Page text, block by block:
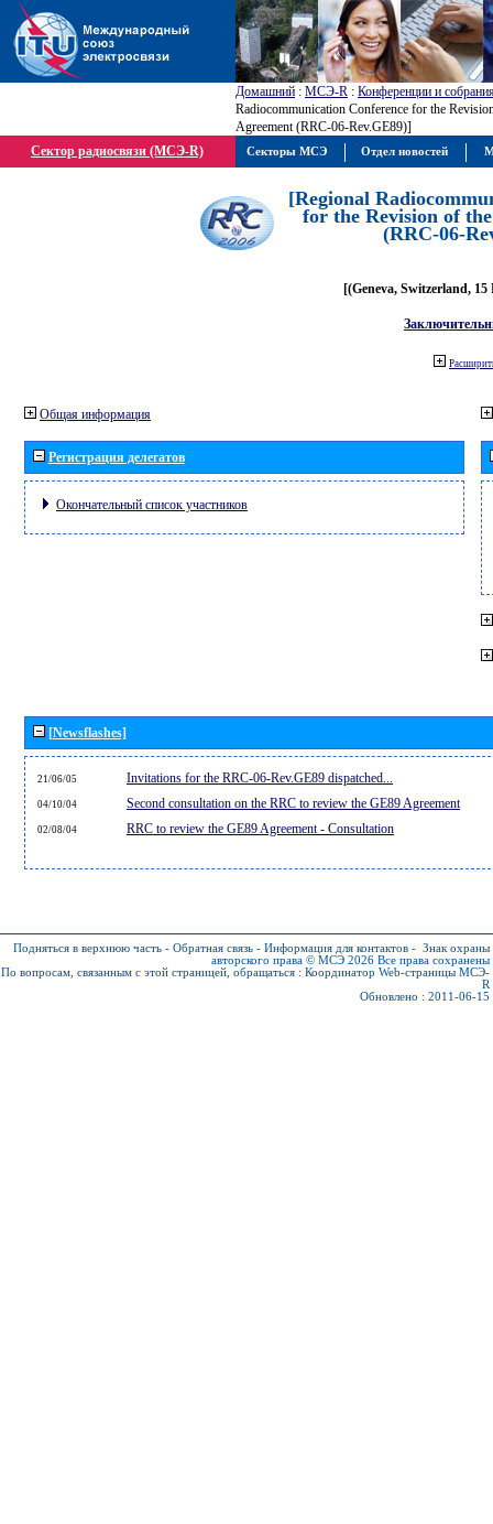
Домашний : МСЭ-R : Конференции и
Radiocommunication Conference for the
Agreement (RRC-06-Rev.GE89)]
Сектор радиосвязи (МСЭ-R)
[Regional
for the Revision of
(RRC-06-
[(Geneva, Switzerland, 15
Общая информация
Регистрация делегатов
Окончательный список участников
[Newsflashes]
21/06/05 Invitations for the RRC-06-Rev.GE89 dispatched...
04/10/04 Second consultation on the RRC to review the GE89 Agreement
02/08/04 RRC to review the GE89 Agreement - Consultation
Подняться в верхнюю часть - Обратная связь - Информация для контактов - Знак охраны
авторского права © МСЭ 2026 Все права сохранены
По вопросам, связанным с этой страницей, обращаться : Координатор Web-страницы МСЭ-
R
Обновлено : 2011-06-15
Секторы МСЭ Отдел новостей